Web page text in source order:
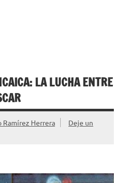
LA LUCHA ENTRE
Ramírez Herrera
Deje un